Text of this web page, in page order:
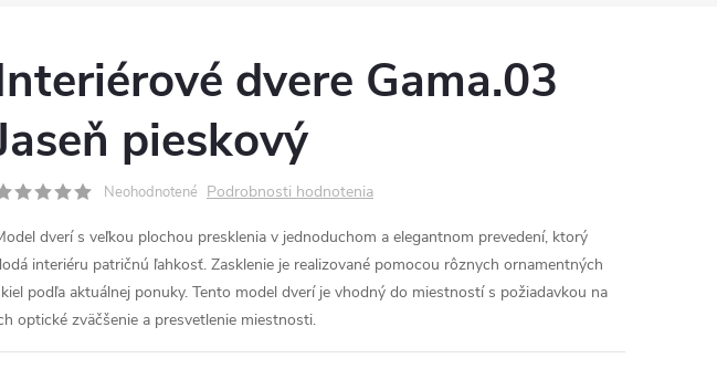
dvere Gama.03
pieskový
Neohodnotené Podrobnosti hodnotenia
dverí s veľkou plochou presklenia v jednoduchom a elegantnom prevedení, ktorý
interiéru patričnú ľahkosť. Zasklenie je realizované pomocou rôznych ornamentných
podľa aktuálnej ponuky. Tento model dverí je vhodný do miestností s požiadavkou na
optické zväčšenie a presvetlenie miestnosti.